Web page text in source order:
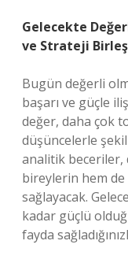
Gelecekte
ve Strateji
Bugün değerli
başarı ve güçle
değer, daha çok
düşüncelerle
analitik beceriler,
bireylerin hem de
sağlayacak.
kadar güçlü
fayda